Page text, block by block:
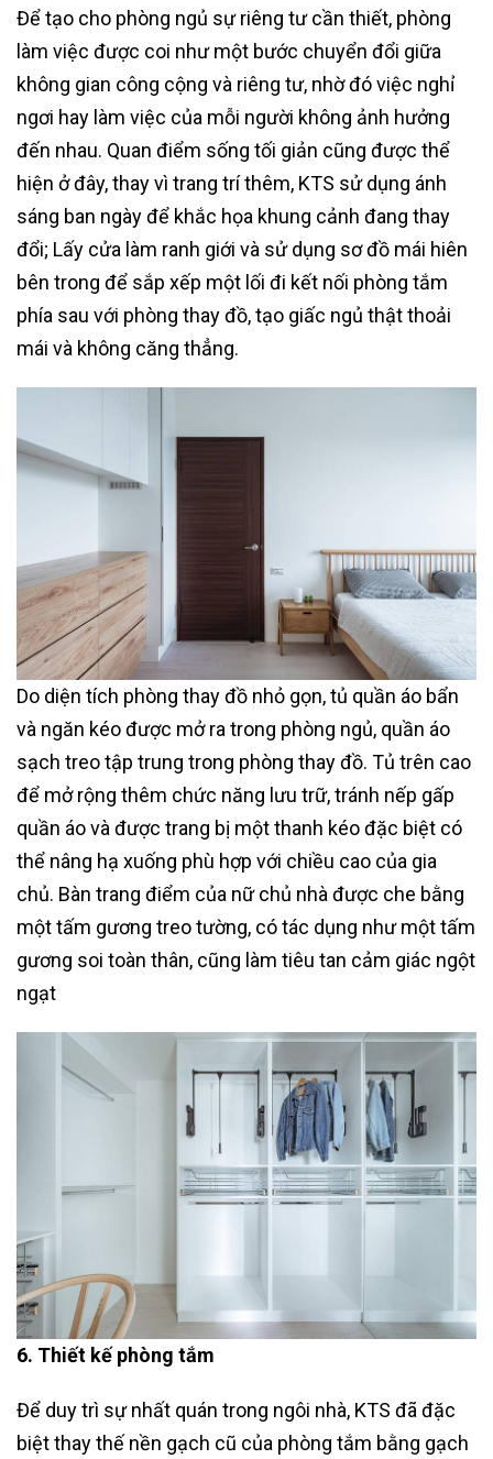
Để tạo cho phòng ngủ sự riêng tư cần thiết, phòng
làm việc được coi như một bước chuyển đổi giữa
không gian công cộng và riêng tư, nhờ đó việc nghỉ
ngơi hay làm việc của mỗi người không ảnh hưởng
đến nhau. Quan điểm sống tối giản cũng được thể
hiện ở đây, thay vì trang trí thêm, KTS sử dụng ánh
sáng ban ngày để khắc họa khung cảnh đang thay
đổi; Lấy cửa làm ranh giới và sử dụng sơ đồ mái hiên
bên trong để sắp xếp một lối đi kết nối phòng tắm
phía sau với phòng thay đồ, tạo giấc ngủ thật thoải
mái và không căng thẳng.
Do diện tích phòng thay đồ nhỏ gọn, tủ quần áo bẩn
và ngăn kéo được mở ra trong phòng ngủ, quần áo
sạch treo tập trung trong phòng thay đồ. Tủ trên cao
để mở rộng thêm chức năng lưu trữ, tránh nếp gấp
quần áo và được trang bị một thanh kéo đặc biệt có
thể nâng hạ xuống phù hợp với chiều cao của gia
chủ. Bàn trang điểm của nữ chủ nhà được che bằng
một tấm gương treo tường, có tác dụng như một tấm
gương soi toàn thân, cũng làm tiêu tan cảm giác ngột
ngạt
6. Thiết kế phòng tắm
Để duy trì sự nhất quán trong ngôi nhà, KTS đã đặc
biệt thay thế nền gạch cũ của phòng tắm bằng gạch